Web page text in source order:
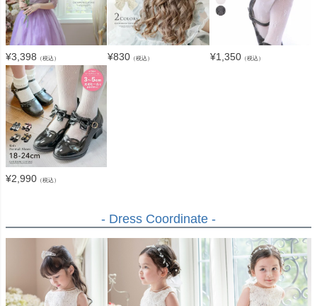
¥3,398 （税込） ¥830 （税込） ¥1,350（税込）
¥2,990 （税込）
- Dress Coordinate -